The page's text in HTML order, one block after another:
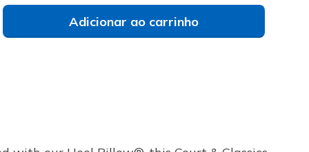
Adicionar ao carrinho